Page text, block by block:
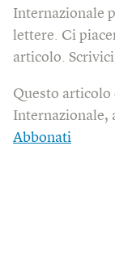
Internazionale
lettere. Ci
articolo. Scrivici
Questo articolo
Internazionale,
Abbonati